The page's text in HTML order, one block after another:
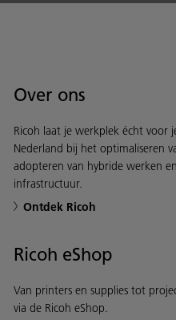
Over ons
Ricoh laat je werkplek écht voor
Nederland bij het optimaliseren
adopteren van hybride werken
infrastructuur.
Ontdek Ricoh
Ricoh eShop
Van printers en supplies tot
via de Ricoh eShop.